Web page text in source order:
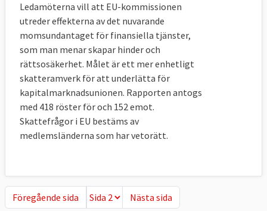
Ledamöterna vill att EU-kommissionen
utreder effekterna av det nuvarande
momsundantaget för finansiella tjänster,
som man menar skapar hinder och
rättsosäkerhet. Målet är ett mer enhetligt
skatteramverk för att underlätta för
kapitalmarknadsunionen. Rapporten antogs
med 418 röster för och 152 emot.
Skattefrågor i EU bestäms av
medlemsländerna som har vetorätt.
Föregående sida
Föregående sida Nästa sida
Nästa sida